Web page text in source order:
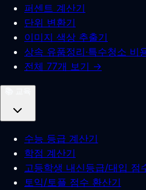
퍼센트 계산기
단위 변환기
이미지 색상 추출기
상속 유품정리·특수청소 비
전체 77개 보기 →
수능 등급 계산기
학점 계산기
고등학생 내신등급/대입 점
토익/토플 점수 환산기